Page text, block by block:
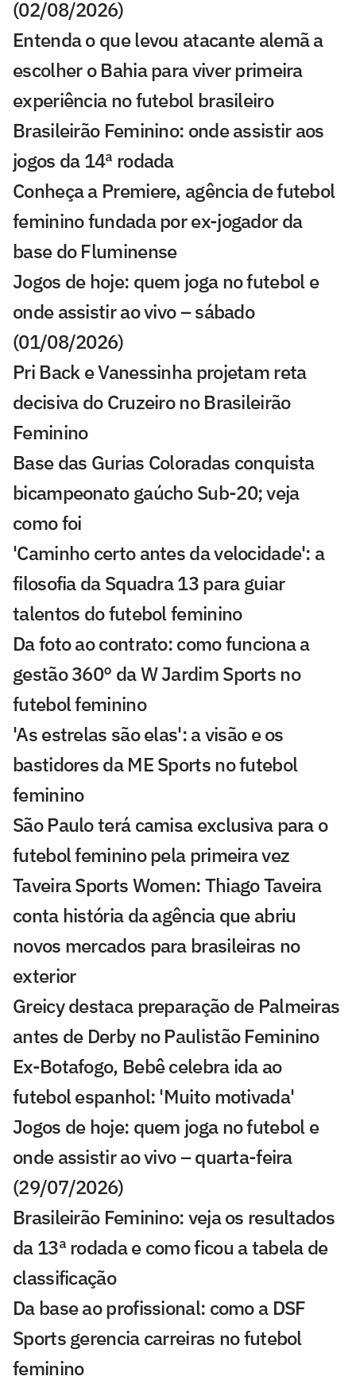
(02/08/2026)
Entenda o que levou atacante alemã a
escolher o Bahia para viver primeira
experiência no futebol brasileiro
Brasileirão Feminino: onde assistir aos
jogos da 14ª rodada
Conheça a Premiere, agência de futebol
feminino fundada por ex-jogador da
base do Fluminense
Jogos de hoje: quem joga no futebol e
onde assistir ao vivo – sábado
(01/08/2026)
Pri Back e Vanessinha projetam reta
decisiva do Cruzeiro no Brasileirão
Feminino
Base das Gurias Coloradas conquista
bicampeonato gaúcho Sub-20; veja
como foi
'Caminho certo antes da velocidade': a
filosofia da Squadra 13 para guiar
talentos do futebol feminino
Da foto ao contrato: como funciona a
gestão 360° da W Jardim Sports no
futebol feminino
'As estrelas são elas': a visão e os
bastidores da ME Sports no futebol
feminino
São Paulo terá camisa exclusiva para o
futebol feminino pela primeira vez
Taveira Sports Women: Thiago Taveira
conta história da agência que abriu
novos mercados para brasileiras no
exterior
Greicy destaca preparação de Palmeiras
antes de Derby no Paulistão Feminino
Ex-Botafogo, Bebê celebra ida ao
futebol espanhol: 'Muito motivada'
Jogos de hoje: quem joga no futebol e
onde assistir ao vivo – quarta-feira
(29/07/2026)
Brasileirão Feminino: veja os resultados
da 13ª rodada e como ficou a tabela de
classificação
Da base ao profissional: como a DSF
Sports gerencia carreiras no futebol
feminino